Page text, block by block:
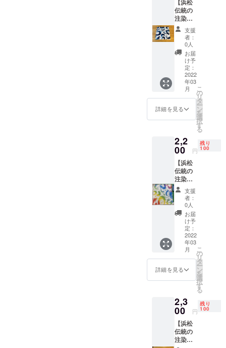
頂いた
キャッ
チフ
レーズ
につい
ては、
浜名湖
うなぎ
PRのた
めに浜
名湖立
うな重
浜名湖
養魚漁
青鰻会
にて使
わせて
頂く場
合があ
りま
す。 ペ
ンネー
ムと年
齢を載
せたい
方も備
考欄に
ご記入
くださ
ンネー
ムや絵
ては公
序良俗
に反す
るもの
や浜名
湖立う
があり
短くて
インパ
クトの
あるコ
ピーを
募集す
るの
で、30
文字以
内でお
願い致
す。送
り方は
送りく
ださ
い。何
作送っ
て頂い
ても構
いませ
ん。 ペ
ンネー
ムと年
齢を載
せたい
方も備
考欄に
ご記入
い。
尚、公
るもの
や浜名
湖立う
な重高
校及び
他団体
ウトド
ア用品
にも貼
り付け
られる
耐水性
のス
テッ
カーで
す。こ
れで貴
方も浜
名湖立
うな重
ント限
定品な
ので、
この機
会に是
非お買
い求め
下さ
い。
和歌山
県産ぶ
どう山
椒
0.2g×10
包。 鰻
は土用
の丑の
日以外
にも、
大事な
試合前
だった
り、門
り、大
切な人
を元気
づける
為の贈
り物
だった
りと、
ここぞ
という
勝負所
の験担
ぎとし
て良く
食べら
れま
す。そ
パワー
を最大
限生か
すべ
く、
【山の
【浜松
伝統の
注染染
め手拭
（青鰻
乱舞）
提
供！】
蚕の蛹
は昔の
養殖鰻
の大好
物！繊
維産業
が盛ん
だった
名湖で
養鰻が
栄えま
した。
浜松注
染染め
鰻手拭
（青鰻
乱舞タ
イプ）
45cm x
45cmサ
イズ手
拭 1枚
浜松注
染染め
とは、
盛ん
だった
浜松市
で生ま
れた伝
統工芸
支援
者：
0人
お届
け予
定：
2022
年03
月
詳細を見る
こ
の
リ
タ
ー
ン
を
選
択
す
る
2,2
00 円
残り
100
【浜松
伝統の
注染染
め手拭
（虹鰻
乱舞）
提
供！】
蚕の蛹
は昔の
養殖鰻
の大好
物！繊
維産業
が盛ん
だった
名湖で
養鰻が
栄えま
した。
浜松注
染染め
支援
者：
0人
お届
け予
定：
2022
年03
月
詳細を見る
こ
の
リ
タ
ー
ン
を
選
択
す
る
2,3
00 円
残り
100
【浜松
伝統の
注染染